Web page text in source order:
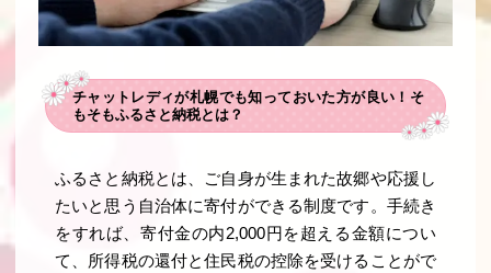
チャットレディが札幌でも知っておいた方が良い！そ
もそもふるさと納税とは？
ふるさと納税とは、ご自身が生まれた故郷や応援し
たいと思う自治体に寄付ができる制度です。手続き
をすれば、寄付金の内2,000円を超える金額につい
て、所得税の還付と住民税の控除を受けることがで